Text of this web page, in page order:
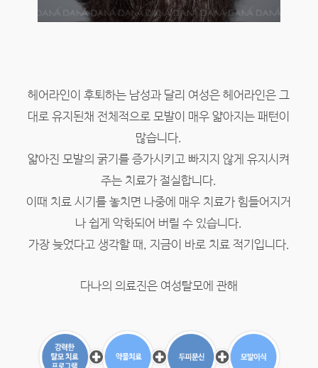
헤어라인이 후퇴하는 남성과 달리 여성은 헤어라인은 그
대로 유지된채 전체적으로 모발이 매우 얇아지는 패턴이
많습니다.
얇아진 모발의 굵기를 증가시키고 빠지지 않게 유지시켜
주는 치료가 절실합니다.
이때 치료 시기를 놓치면 나중에 매우 치료가 힘들어지거
나 쉽게 악화되어 버릴 수 있습니다.
가장 늦었다고 생각할 때, 지금이 바로 치료 적기입니다.
다나의 의료진은 여성탈모에 관해